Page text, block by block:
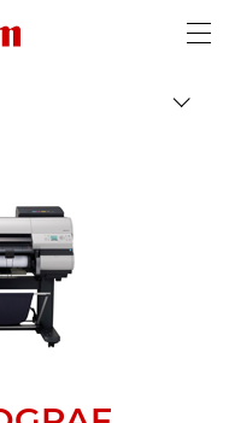
Canon Logo, back to